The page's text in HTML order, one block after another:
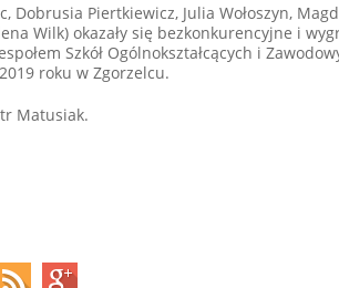
Dobrusia Piertkiewicz, Julia Wołoszyn,
Wilk) okazały się bezkonkurencyjne i
Szkół Ogólnokształcących i
roku w Zgorzelcu.
Matusiak.